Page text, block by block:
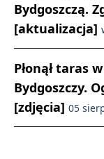
Bydgoszczą.
[aktualizacja]
Płonął taras
Bydgoszczy.
[zdjęcia] 05